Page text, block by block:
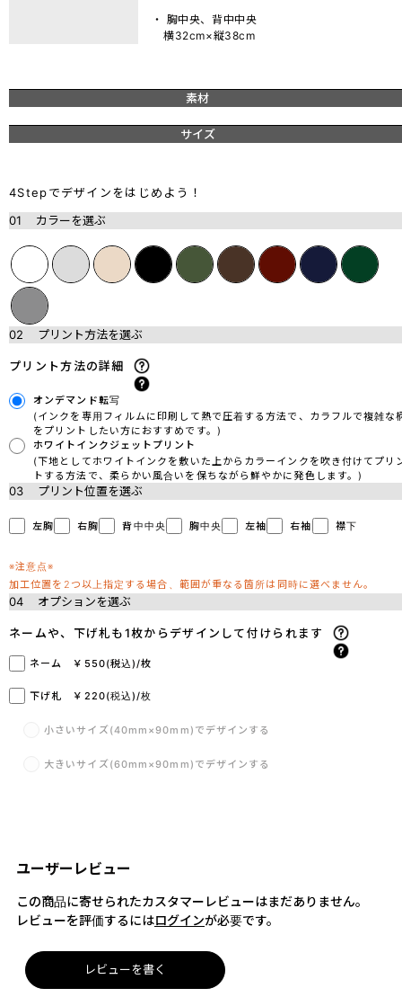
・ 胸中央、背中中央
横32cm×縦38cm
素材
サイズ
4Stepでデザインをはじめよう！
01
カラーを選ぶ
02 プリント方法を選ぶ
プリント方法の詳細
オンデマンド転写
(インクを専用フィルムに印刷して熱で圧着する方法で、カラフルで複雑な
をプリントしたい方におすすめです。)
ホワイトインクジェットプリント
(下地としてホワイトインクを敷いた上からカラーインクを吹き付けてプリ
トする方法で、柔らかい風合いを保ちながら鮮やかに発色します。)
03 プリント位置を選ぶ
左胸 右胸 背中中央 胸中央 左袖 右袖 襟下
※注意点※
加工位置を2つ以上指定する場合、範囲が重なる箇所は同時に選べません。
04 オプションを選ぶ
ネームや、下げ札も1枚からデザインして付けられます
ネーム ￥550(税込)/枚
下げ札 ￥220(税込)/枚
小さいサイズ(40mm×90mm)でデザインする
大きいサイズ(60mm×90mm)でデザインする
ユーザーレビュー
この商品に寄せられたカスタマーレビューはまだありません。
レビューを評価するにはログインが必要です。
レビューを書く